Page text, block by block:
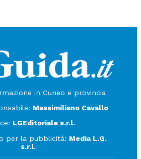
in Cuneo e provincia
Massimiliano Cavallo
LGEditoriale s.r.l.
per la pubblicità: Media L.G.
s.r.l.